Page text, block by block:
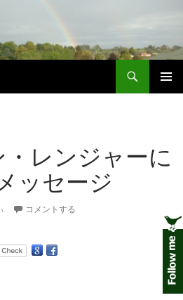
レンジャーに
ッセージ
コメントする